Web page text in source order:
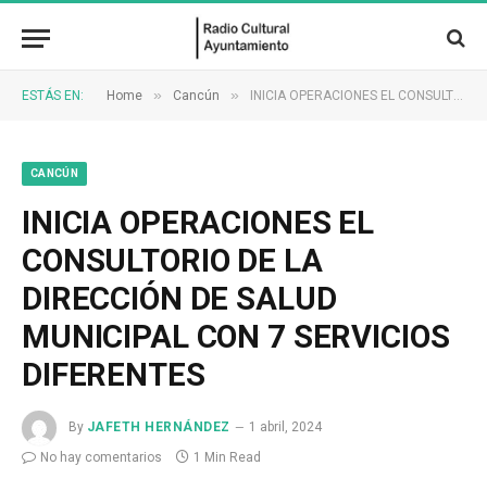
ESTÁS EN: Home » Cancún » INICIA OPERACIONES EL CONSULTORIO DE LA DIRECCIÓN DE SALUD MUNICIPAL CON 7 SERVICIOS DIFERENTES
CANCÚN
INICIA OPERACIONES EL
CONSULTORIO DE LA
DIRECCIÓN DE SALUD
MUNICIPAL CON 7 SERVICIOS
DIFERENTES
By JAFETH HERNÁNDEZ
1 abril, 2024
No hay comentarios
1 Min Read